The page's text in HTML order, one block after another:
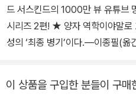
어야 할 좋은 책들을 선정하고자
서를 만든다면, 이 책을 중심으로
자연스럽게 학문의 지형도를 구축
과업의 출발점이 될 책을 만든다는 마
드 서스킨드의 1000만 뷰 유튜브 명강을 책으로 묶은 「물
시리즈 2편! ★ 양자 역학이야말로 호모 사피엔스가 이룩한 인간 지
성의 ‘최종 병기’이다.―이종필(옮긴이) 당신의 마음속 물
출연해 양자 역학에 대해 서슴없이
이 상품을 구입한 분들이 구매